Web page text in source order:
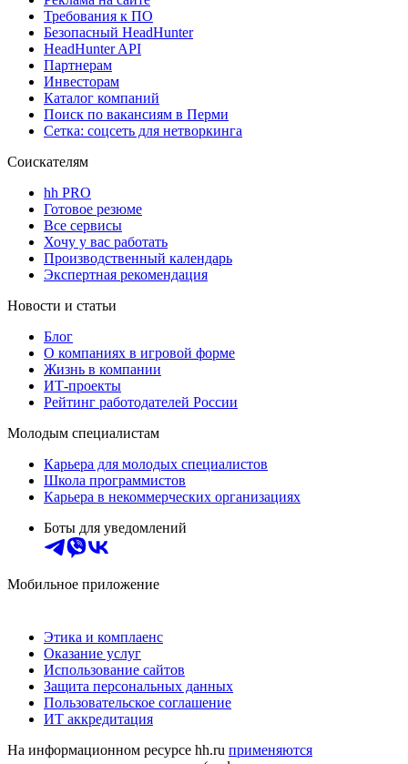
Требования к ПО
Безопасный HeadHunter
HeadHunter API
Партнерам
Инвесторам
Каталог компаний
Поиск по вакансиям в Перми
Сетка: соцсеть для нетворкинга
Соискателям
hh PRO
Готовое резюме
Все сервисы
Хочу у вас работать
Производственный календарь
Экспертная рекомендация
Новости и статьи
Блог
О компаниях в игровой форме
Жизнь в компании
ИТ-проекты
Рейтинг работодателей России
Молодым специалистам
Карьера для молодых специалистов
Школа программистов
Карьера в некоммерческих организациях
Боты для уведомлений
Мобильное приложение
Этика и комплаенс
Оказание услуг
Использование сайтов
Защита персональных данных
Пользовательское соглашение
ИТ аккредитация
На информационном ресурсе hh.ru применяются